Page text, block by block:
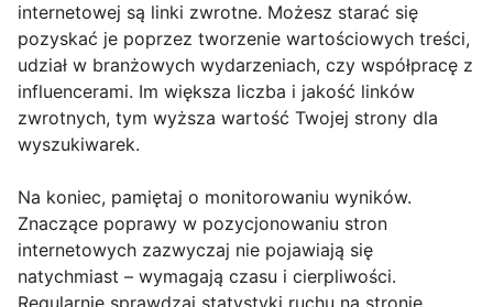
internetowej są linki zwrotne. Możesz starać się
pozyskać je poprzez tworzenie wartościowych treści,
udział w branżowych wydarzeniach, czy współpracę z
influencerami. Im większa liczba i jakość linków
zwrotnych, tym wyższa wartość Twojej strony dla
wyszukiwarek.
Na koniec, pamiętaj o monitorowaniu wyników.
Znaczące poprawy w pozycjonowaniu stron
internetowych zazwyczaj nie pojawiają się
natychmiast – wymagają czasu i cierpliwości.